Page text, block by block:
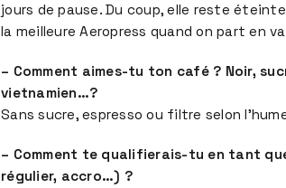
jours de pause. Du coup, elle reste
la meilleure Aeropress quand on part en
– Comment aimes-tu ton café ? Noir,
vietnamien…?
Sans sucre, espresso ou filtre selon
– Comment te qualifierais-tu en tant
régulier, accro…) ?